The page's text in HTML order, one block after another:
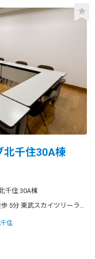
北千住30A棟
千住 30A棟
郵便局側に渡ります。 ②左手に直進をして、ファミリーマートがある角を右折します。 ③坂を上がると、右手にシテヌーブ北千住30A棟の入り口がございます。
住